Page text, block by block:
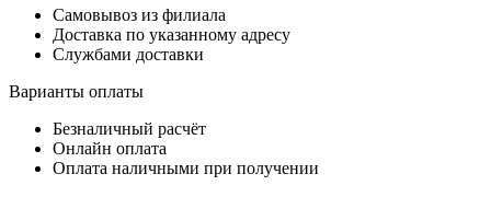
Самовывоз из филиала
Доставка по указанному адресу
Службами доставки
Варианты оплаты
Безналичный расчёт
Онлайн оплата
Оплата наличными при получении